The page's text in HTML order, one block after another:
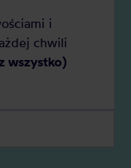
i
chwili
wszystko)